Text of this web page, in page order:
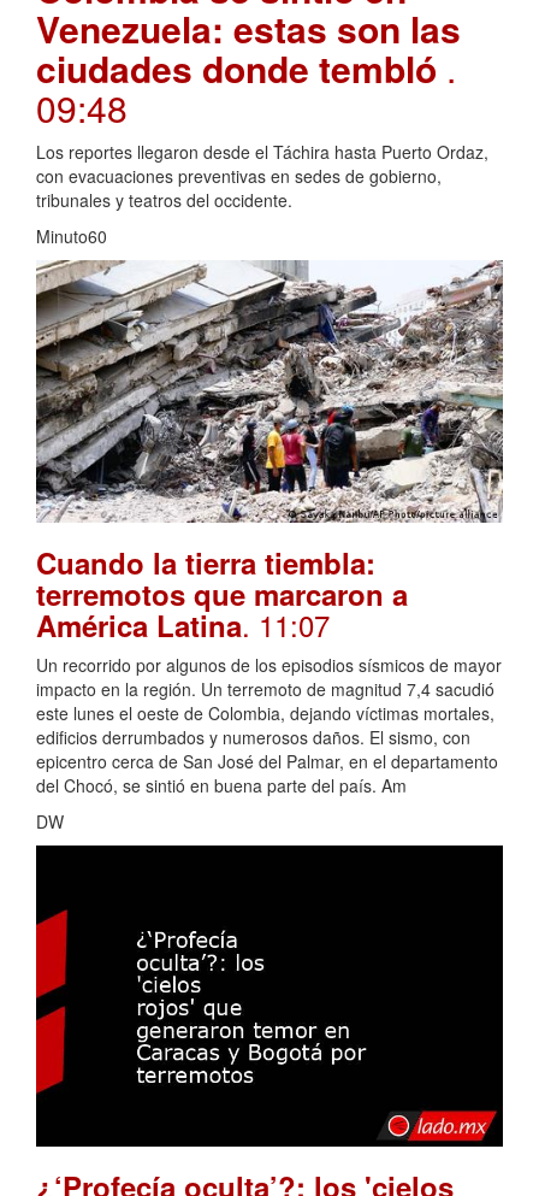
Venezuela: estas son las
ciudades donde tembló .
09:48
Los reportes llegaron desde el Táchira hasta Puerto Ordaz,
con evacuaciones preventivas en sedes de gobierno,
tribunales y teatros del occidente.
Minuto60
Cuando la tierra tiembla:
terremotos que marcaron a
América Latina. 11:07
Un recorrido por algunos de los episodios sísmicos de mayor
impacto en la región. Un terremoto de magnitud 7,4 sacudió
este lunes el oeste de Colombia, dejando víctimas mortales,
edificios derrumbados y numerosos daños. El sismo, con
epicentro cerca de San José del Palmar, en el departamento
del Chocó, se sintió en buena parte del país. Am
DW
¿‘Profecía oculta’?: los 'cielos